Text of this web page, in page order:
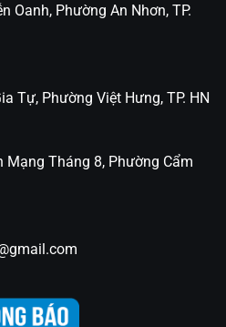
Oanh, Phường An Nhơn, TP.
Tự, Phường Việt Hưng, TP. HN
Mạng Tháng 8, Phường Cẩm